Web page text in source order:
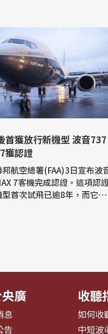
首獲放行新機型 波音737
獲認證
邦航空總署(FAA)3日宣布波
7客機完成認證。這項認
型首次試飛已逾8年，而它也
及2019年發生兩起致命
廣
息
告
收聽
如何收
中短波